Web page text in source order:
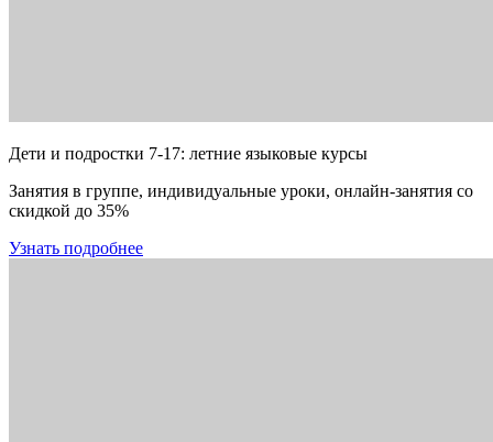
Дети и подростки 7-17: летние языковые курсы
Занятия в группе, индивидуальные уроки, онлайн-занятия со
скидкой до 35%
Узнать подробнее